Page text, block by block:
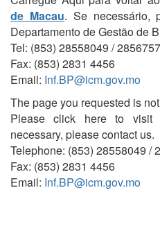
de Macau. Se necessário,
Departamento de Gestão de
Tel: (853) 28558049 /
Fax: (853) 2831 4456
Email: Inf.BP@icm.gov.mo
The page you requested is
Please click here to visit
necessary, please contact us.
Telephone: (853) 28558049 /
Fax: (853) 2831 4456
Email: Inf.BP@icm.gov.mo